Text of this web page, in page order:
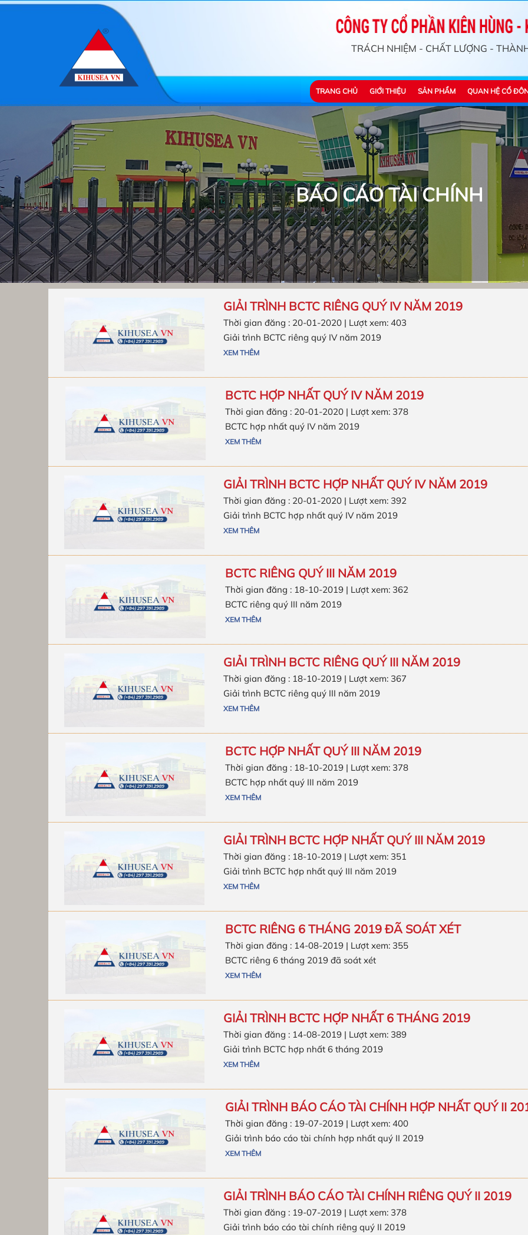
TRÁCH NHIỆM - CHẤT LƯỢNG -
TRANG CHỦ GIỚI THIỆU SẢN PHẨM QUAN HỆ CỔ
BÁO CÁO TÀI CHÍNH
GIẢI TRÌNH BCTC RIÊNG QUÝ IV NĂM 2019
Thời gian đăng : 20-01-2020 | Lượt xem: 403
Giải trình BCTC riêng quý IV năm 2019
XEM THÊM
BCTC HỢP NHẤT QUÝ IV NĂM 2019
Thời gian đăng : 20-01-2020 | Lượt xem: 378
BCTC hợp nhất quý IV năm 2019
XEM THÊM
GIẢI TRÌNH BCTC HỢP NHẤT QUÝ IV NĂM 2019
Thời gian đăng : 20-01-2020 | Lượt xem: 392
Giải trình BCTC hợp nhất quý IV năm 2019
XEM THÊM
BCTC RIÊNG QUÝ III NĂM 2019
Thời gian đăng : 18-10-2019 | Lượt xem: 362
BCTC riêng quý III năm 2019
XEM THÊM
GIẢI TRÌNH BCTC RIÊNG QUÝ III NĂM 2019
Thời gian đăng : 18-10-2019 | Lượt xem: 367
Giải trình BCTC riêng quý III năm 2019
XEM THÊM
BCTC HỢP NHẤT QUÝ III NĂM 2019
Thời gian đăng : 18-10-2019 | Lượt xem: 378
BCTC hợp nhất quý III năm 2019
XEM THÊM
GIẢI TRÌNH BCTC HỢP NHẤT QUÝ III NĂM 2019
Thời gian đăng : 18-10-2019 | Lượt xem: 351
Giải trình BCTC hợp nhất quý III năm 2019
XEM THÊM
BCTC RIÊNG 6 THÁNG 2019 ĐÃ SOÁT XÉT
Thời gian đăng : 14-08-2019 | Lượt xem: 355
BCTC riêng 6 tháng 2019 đã soát xét
XEM THÊM
GIẢI TRÌNH BCTC HỢP NHẤT 6 THÁNG 2019
Thời gian đăng : 14-08-2019 | Lượt xem: 389
Giải trình BCTC hợp nhất 6 tháng 2019
XEM THÊM
GIẢI TRÌNH BÁO CÁO TÀI CHÍNH HỢP NHẤT QUÝ II
Thời gian đăng : 19-07-2019 | Lượt xem: 400
Giải trình báo cáo tài chính hợp nhất quý II 2019
XEM THÊM
GIẢI TRÌNH BÁO CÁO TÀI CHÍNH RIÊNG QUÝ II 2019
Thời gian đăng : 19-07-2019 | Lượt xem: 378
Giải trình báo cáo tài chính riêng quý II 2019